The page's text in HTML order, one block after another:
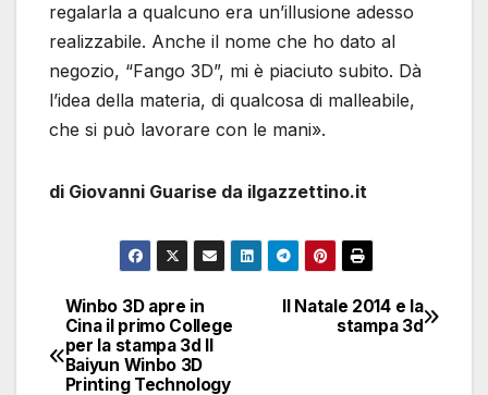
regalarla a qualcuno era un’illusione adesso
realizzabile. Anche il nome che ho dato al
negozio, “Fango 3D”, mi è piaciuto subito. Dà
l’idea della materia, di qualcosa di malleabile,
che si può lavorare con le mani».
di Giovanni Guarise da ilgazzettino.it
Navigazione
articoli
Il Natale 2014 e la
stampa 3d
Winbo 3D apre in
Cina il primo College
per la stampa 3d Il
Baiyun Winbo 3D
Printing Technology